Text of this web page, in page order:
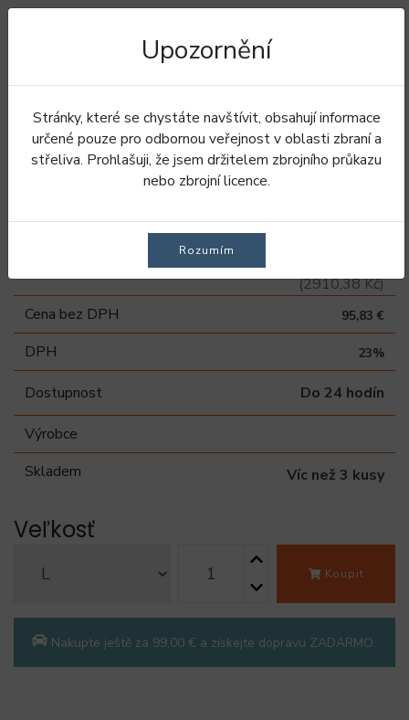
Úvod Oblečení Kalhoty
Pánské kalhoty
Letní kalhoty
BDU Field Kalhoty - Smoked Pearl
BDU Field Kalhoty -
Smoked Pearl
(2910,38 Kč)
Cena bez DPH
95,83 €
DPH 23%
Dostupnost Do 24 hodín
Výrobce
Skladem
Víc než 3 kusy
Veľkosť
Koupit
Nakupte ještě za 99,00 € a získejte dopravu ZADARMO.
Upozornění
Stránky, které se chystáte navštívit, obsahují informace
určené pouze pro odbornou veřejnost v oblasti zbraní a
střeliva. Prohlašuji, že jsem držitelem zbrojního průkazu
nebo zbrojní licence.
Rozumím